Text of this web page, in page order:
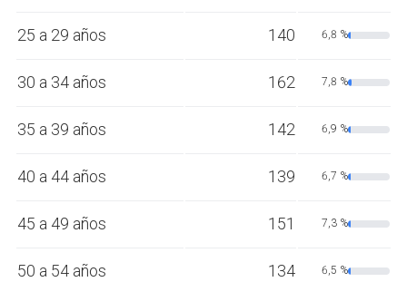
25 a 29 años 140 6,8 %
30 a 34 años 162 7,8 %
35 a 39 años 142 6,9 %
40 a 44 años 139 6,7 %
45 a 49 años 151 7,3 %
50 a 54 años 134 6,5 %